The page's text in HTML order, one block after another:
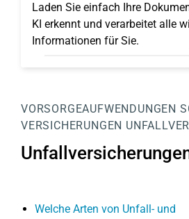
Laden Sie einfach Ihre
KI erkennt und verarbeitet alle
Informationen für Sie.
VORSORGEAUFWENDUNGEN
VERSICHERUNGEN
Welche Arten von Unfall- und